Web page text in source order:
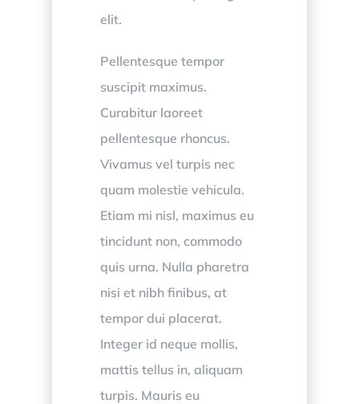
elit.
Pellentesque tempor
suscipit maximus.
Curabitur laoreet
pellentesque rhoncus.
Vivamus vel turpis nec
quam molestie vehicula.
Etiam mi nisl, maximus eu
tincidunt non, commodo
quis urna. Nulla pharetra
nisi et nibh finibus, at
tempor dui placerat.
Integer id neque mollis,
mattis tellus in, aliquam
turpis. Mauris eu